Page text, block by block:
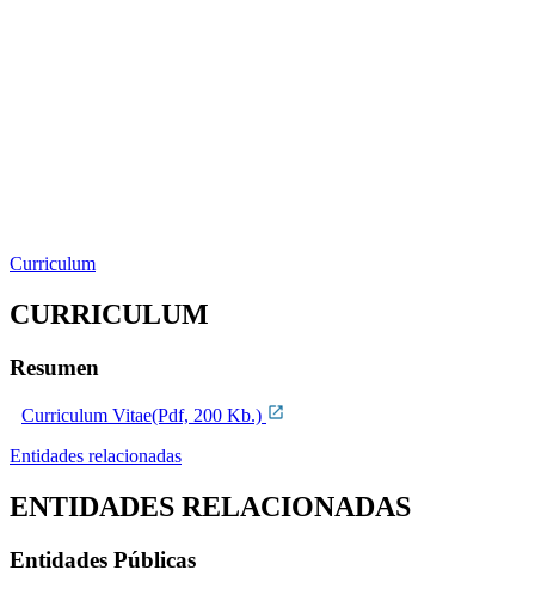
Curriculum
CURRICULUM
Resumen
Curriculum Vitae(Pdf, 200 Kb.)
Entidades relacionadas
ENTIDADES RELACIONADAS
Entidades Públicas